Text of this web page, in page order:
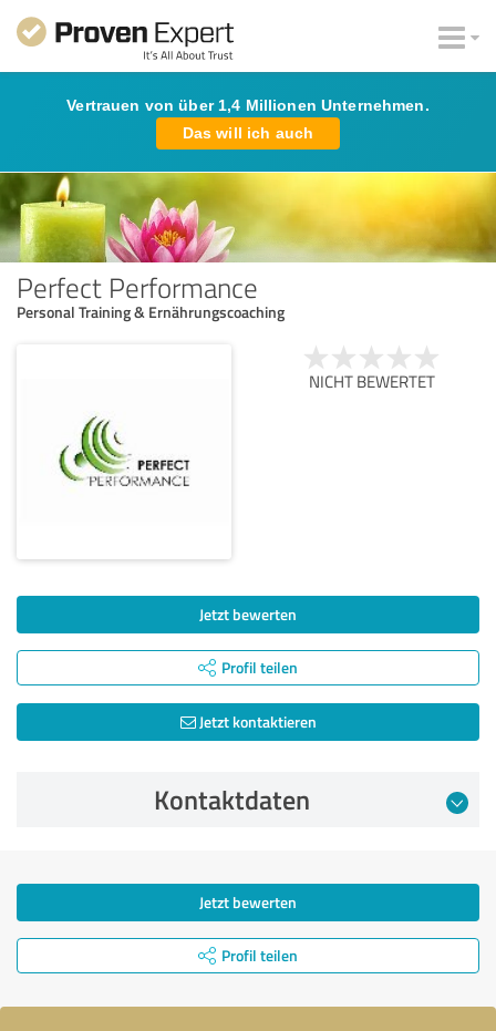
Vertrauen von über 1,4 Millionen Unternehmen.
Das will ich auch
Perfect Performance
Personal Training & Ernährungscoaching
NICHT BEWERTET
Jetzt bewerten
Profil teilen
Jetzt kontaktieren
Kontaktdaten
Jetzt bewerten
Profil teilen